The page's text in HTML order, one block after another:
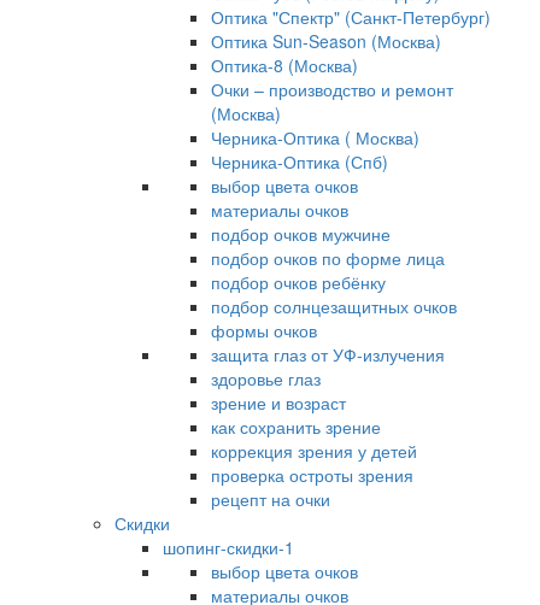
Оптика "Спектр" (Санкт-Петербург)
Оптика Sun-Season (Москва)
Оптика-8 (Москва)
Очки – производство и ремонт
(Москва)
Черника-Оптика ( Москва)
Черника-Оптика (Спб)
выбор цвета очков
материалы очков
подбор очков мужчине
подбор очков по форме лица
подбор очков ребёнку
подбор солнцезащитных очков
формы очков
защита глаз от УФ-излучения
здоровье глаз
зрение и возраст
как сохранить зрение
коррекция зрения у детей
проверка остроты зрения
рецепт на очки
Скидки
шопинг-скидки-1
выбор цвета очков
материалы очков